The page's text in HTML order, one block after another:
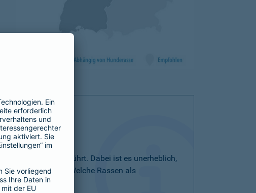
einer Liste aufgeführt. Dabei ist es unerheblich,
bezeichnet. Welche Rassen als